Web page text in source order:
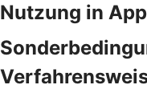
Nutzung in